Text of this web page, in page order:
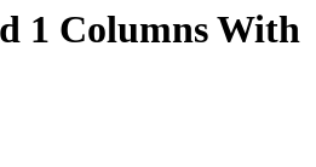
1 Columns With